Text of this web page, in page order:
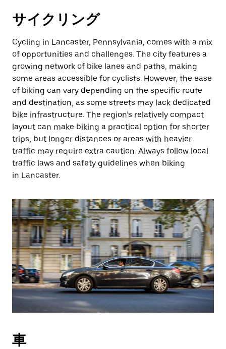
サイクリング
Cycling in Lancaster, Pennsylvania, comes with a mix
of opportunities and challenges. The city features a
growing network of bike lanes and paths, making
some areas accessible for cyclists. However, the ease
of biking can vary depending on the specific route
and destination, as some streets may lack dedicated
bike infrastructure. The region’s relatively compact
layout can make biking a practical option for shorter
trips, but longer distances or areas with heavier
traffic may require extra caution. Always follow local
traffic laws and safety guidelines when biking
in Lancaster.
車